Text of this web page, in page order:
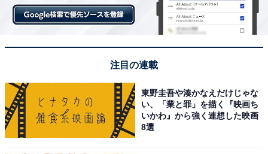
【今日チェックしたい】REGZAの人気商品5選
注目の連載
東野圭吾や湊かなえだけじゃな
い、「業と罪」を描く『映画ち
いかわ』から強く連想した映画
8選